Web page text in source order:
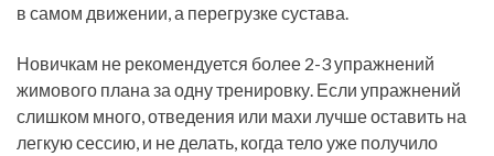
в самом движении, а перегрузке сустава.
Новичкам не рекомендуется более 2-3 упражнений
жимового плана за одну тренировку. Если упражнений
слишком много, отведения или махи лучше оставить на
легкую сессию, и не делать, когда тело уже получило